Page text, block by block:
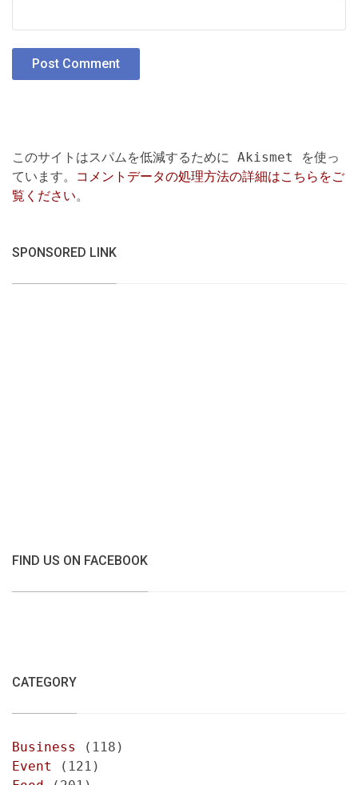
このサイトはスパムを低減するために Akismet を使っ
ています。
コメントデータの処理方法の詳細はこちらをご
覧ください。
SPONSORED LINK
FIND US ON FACEBOOK
CATEGORY
Business
(118)
Event
(121)